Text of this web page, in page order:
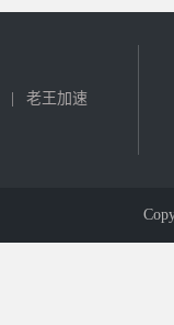
老王加速